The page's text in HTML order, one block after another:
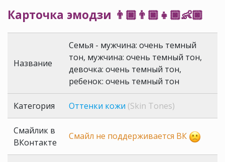
Карточка эмодзи 👨🏿‍👨🏿‍👧🏿‍👶🏿
Название
Семья - мужчина: очень темный
тон, мужчина: очень темный тон,
девочка: очень темный тон,
ребенок: очень темный тон
Категория Оттенки кожи (Skin Tones)
Смайлик в
ВКонтакте
Смайл не поддерживается ВК